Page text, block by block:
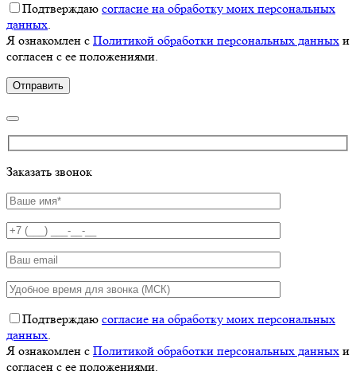
Подтверждаю согласие на обработку моих персональных
данных.
Я ознакомлен с Политикой обработки персональных данных и
согласен с ее положениями.
Заказать звонок
Подтверждаю согласие на обработку моих персональных
данных.
Я ознакомлен с Политикой обработки персональных данных и
согласен с ее положениями.